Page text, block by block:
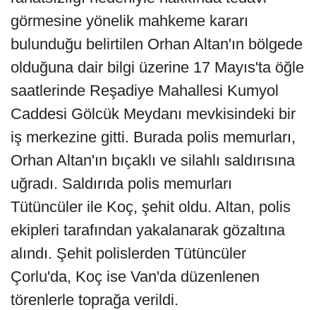
görmesine yönelik mahkeme kararı
bulunduğu belirtilen Orhan Altan'ın bölgede
olduğuna dair bilgi üzerine 17 Mayıs'ta öğle
saatlerinde Reşadiye Mahallesi Kumyol
Caddesi Gölcük Meydanı mevkisindeki bir
iş merkezine gitti. Burada polis memurları,
Orhan Altan'ın bıçaklı ve silahlı saldırısına
uğradı. Saldırıda polis memurları
Tütüncüler ile Koç, şehit oldu. Altan, polis
ekipleri tarafından yakalanarak gözaltına
alındı. Şehit polislerden Tütüncüler
Çorlu'da, Koç ise Van'da düzenlenen
törenlerle toprağa verildi.